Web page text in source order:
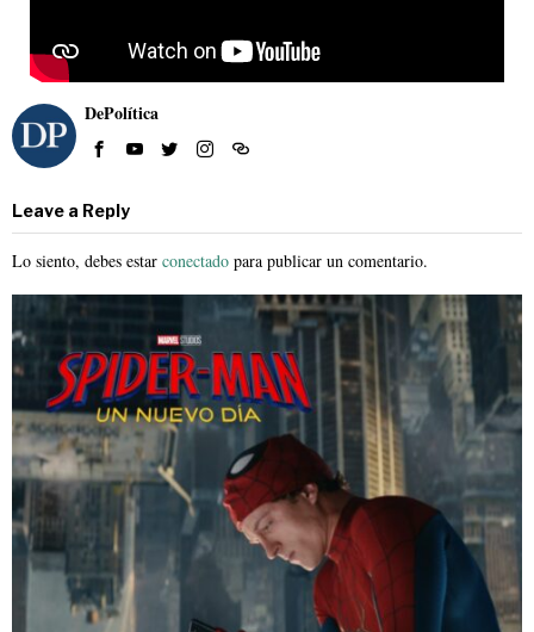
DePolítica
Leave a Reply
Lo siento, debes estar conectado para publicar un comentario.